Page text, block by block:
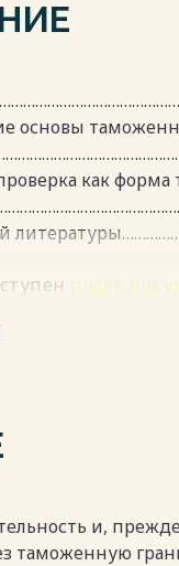
основы
как
после
и,
таможенную